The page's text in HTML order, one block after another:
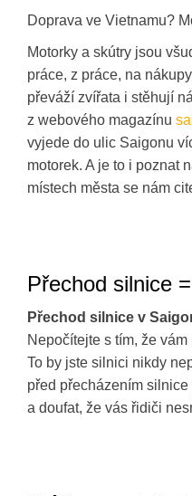
Doprava ve Vietnamu?
Motorky a skútry jsou
práce, z práce, na
převáží zvířata i stěhují
z webového magazínu
vyjede do ulic Saigonu
motorek. A je to i poznat
místech města se nám
Přechod silnice
Přechod silnice v
Nepočítejte s tím, že
To by jste silnici nikdy
před přecházením
a doufat, že vás řidiči